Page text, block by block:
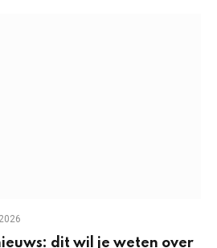
dit wil je weten over